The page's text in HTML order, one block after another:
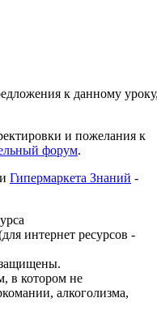
к данному
и пожелания к
форум.
Гипермаркета Знаний -
интернет ресурсов -
в котором не
алкоголизма,